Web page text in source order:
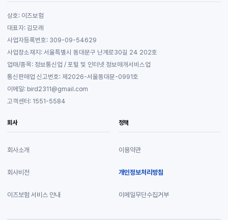
상호: 이즈보험
대표자: 김모래
사업자등록번호: 309-09-54629
사업장소재지: 서울특별시 동대문구 난계로30길 24 202호
업태/종목: 정보통신업 / 포털 및 인터넷 정보매개서비스업
통신판매업 신고번호: 제2026-서울동대문-0991호
이메일: bird2311@gmail.com
고객센터: 1551-5584
회사
회사소개
회사비전
이즈보험 서비스 안내
정책
이용약관
개인정보처리방침
이메일무단수집거부